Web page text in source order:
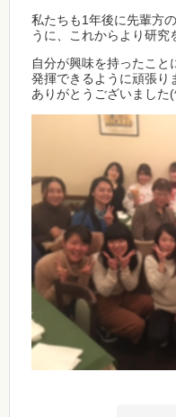
私たちも1年後に先輩方
うに、これからより研究
自分が興味を持ったこと
発揮できるように頑張り
ありがとうございました